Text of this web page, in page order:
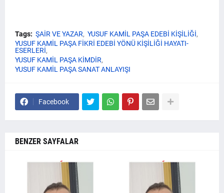
Tags: ŞAİR VE YAZAR
YUSUF KAMİL PAŞA EDEBİ KİŞİLİĞİ
YUSUF KAMİL PAŞA FİKRİ EDEBİ YÖNÜ KİŞİLİĞİ HAYATI-
ESERLERİ
YUSUF KAMİL PAŞA KİMDİR
YUSUF KAMİL PAŞA SANAT ANLAYIŞI
Facebook
BENZER SAYFALAR